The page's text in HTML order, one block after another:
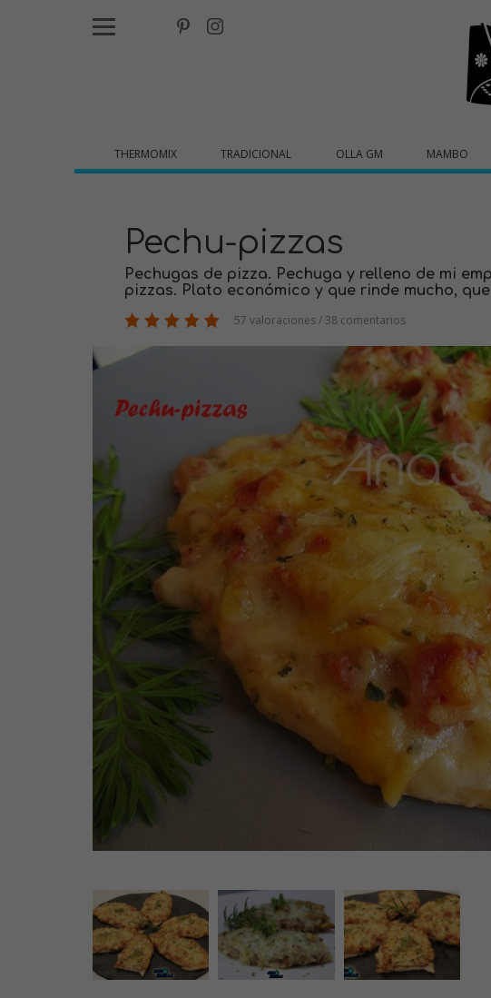
THERMOMIX TRADICIONAL OLLA GM MAMBO
Pechu-pizzas
Pechugas de pizza. Pechuga y relleno de mi
pizzas. Plato económico y que rinde mucho,
57 valoraciones / 38 comentarios